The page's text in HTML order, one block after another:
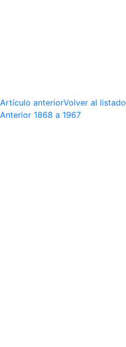
Artículo anteriorVolver al listado
Anterior 1868 a 1967